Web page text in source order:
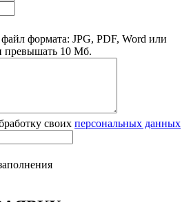
формата: JPG, PDF, Word или
превышать 10 Мб.
своих персональных данных